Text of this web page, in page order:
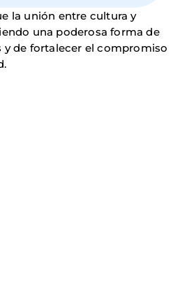
la unión entre cultura y
una poderosa forma de
y de fortalecer el compromiso